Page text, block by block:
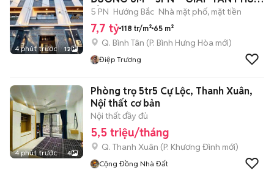
4 phút trước 12
LÊ VĂN
5 PN Hướng Bắc Nhà mặt phố, mặt tiền
7,7 tỷ 118 tr/m² 65 m²
Q. Bình Tân (P. Bình Hưng Hòa mới)
Điệp Trương
4 phút trước 4
Phòng trọ 5tr5 Cự Lộc, Thanh Xuân,
Nội thất cơ bản
Nội thất đầy đủ
5,5 triệu/tháng
Q. Thanh Xuân (P. Khương Đình mới)
Cộng Đồng Nhà Đất